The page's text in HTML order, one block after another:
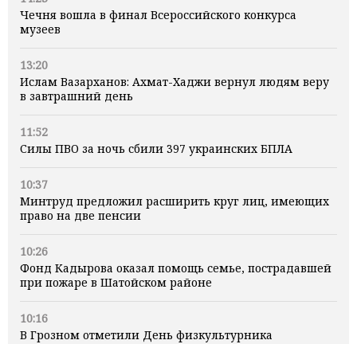
Чечня вошла в финал Всероссийского конкурса
музеев
13:20
Ислам Вазарханов: Ахмат-Хаджи вернул людям веру
в завтрашний день
11:52
Силы ПВО за ночь сбили 397 украинских БПЛА
10:37
Минтруд предложил расширить круг лиц, имеющих
право на две пенсии
10:26
Фонд Кадырова оказал помощь семье, пострадавшей
при пожаре в Шатойском районе
10:16
В Грозном отметили День физкультурника